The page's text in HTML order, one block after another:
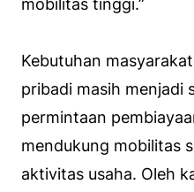
mobilitas tinggi.”
Kebutuhan
pribadi masih menjadi
permintaan
mendukung mobilitas
aktivitas usaha. Oleh